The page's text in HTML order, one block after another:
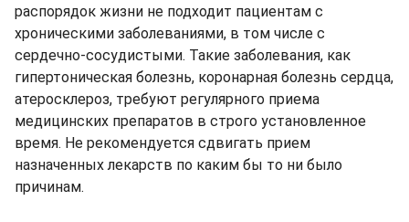
распорядок жизни не подходит пациентам с
хроническими заболеваниями, в том числе с
сердечно-сосудистыми. Такие заболевания, как
гипертоническая болезнь, коронарная болезнь сердца,
атеросклероз, требуют регулярного приема
медицинских препаратов в строго установленное
время. Не рекомендуется сдвигать прием
назначенных лекарств по каким бы то ни было
причинам.